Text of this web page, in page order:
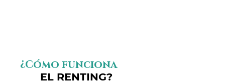
¿Cómo funciona
EL RENTING?